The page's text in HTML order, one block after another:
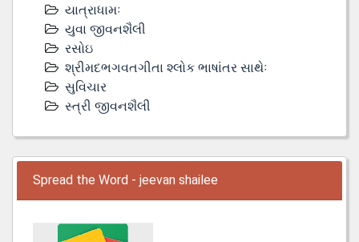
યાત્રાધામઃ
યુવા જીવનશૈલી
રસોઇ
શ્રીમદભગવતગીતા શ્લોક ભાષાંતર સાથેઃ
સુવિચાર
સ્ત્રી જીવનશૈલી
Spread the Word - jeevan shailee